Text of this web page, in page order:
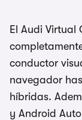
El Audi Virtual
conductor
navegador
híbridas.
y Android